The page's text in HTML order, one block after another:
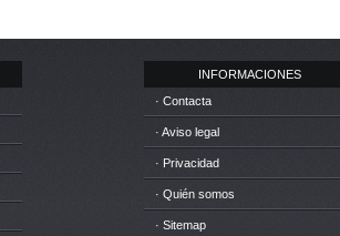
INFORMACIONES
· Contacta
· Aviso legal
· Privacidad
· Quién somos
· Sitemap